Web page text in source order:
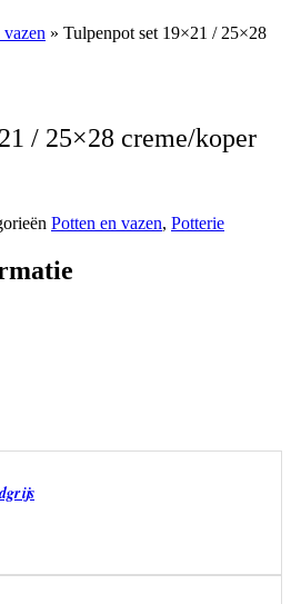
vazen » Tulpenpot set 19×21 / 25×28
/ 25×28 creme/koper
Potten en vazen, Potterie